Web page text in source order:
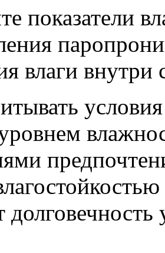
показатели
влаги внутри